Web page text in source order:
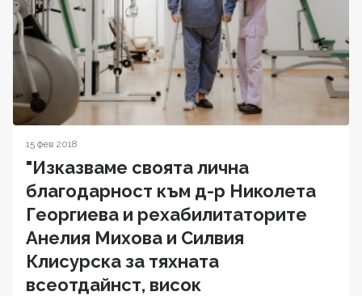
15 фев 2018
"Изказваме своята лична
благодарност към д-р Николета
Георгиева и рехабилитаторите
Анелия Михова и Силвия
Клисурска за тяхната
всеотдайнст, висок